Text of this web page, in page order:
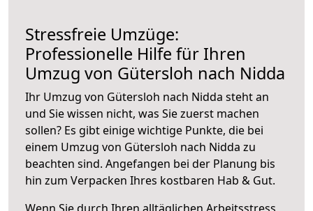
Stressfreie Umzüge:
Professionelle Hilfe für Ihren
Umzug von Gütersloh nach Nidda
Ihr Umzug von Gütersloh nach Nidda steht an
und Sie wissen nicht, was Sie zuerst machen
sollen? Es gibt einige wichtige Punkte, die bei
einem Umzug von Gütersloh nach Nidda zu
beachten sind. Angefangen bei der Planung bis
hin zum Verpacken Ihres kostbaren Hab & Gut.